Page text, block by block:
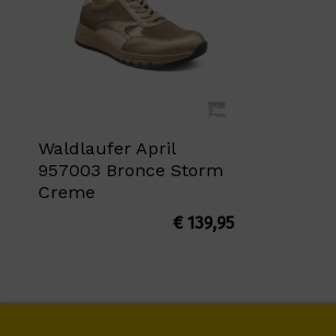
Waldlaufer April
957003 Bronce Storm
Creme
€139,95